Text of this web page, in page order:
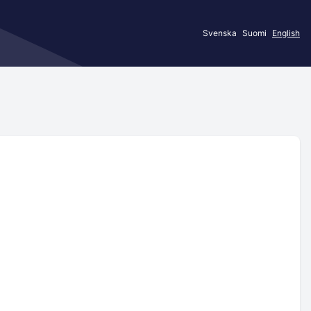
Svenska Suomi English